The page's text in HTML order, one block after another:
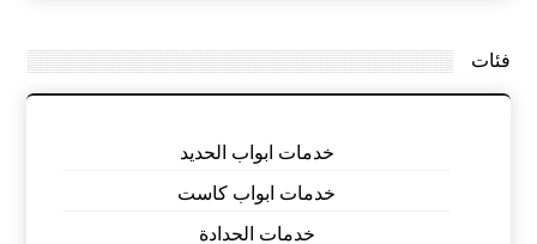
فئات
خدمات ابواب الحديد
خدمات ابواب كاست
خدمات الحدادة